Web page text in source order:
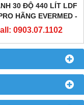
30 ĐỘ 440 LÍT LDF
HÃNG EVERMED -
Ý
0903.07.1102